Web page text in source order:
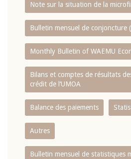
Note sur la situation de la
Bulletin mensuel de conjoncture
Monthly Bulletin of WAEMU
Bilans et comptes de résultats
crédit de l‘UMOA
Balance des paiements
Autres
Bulletin mensuel de statistiques